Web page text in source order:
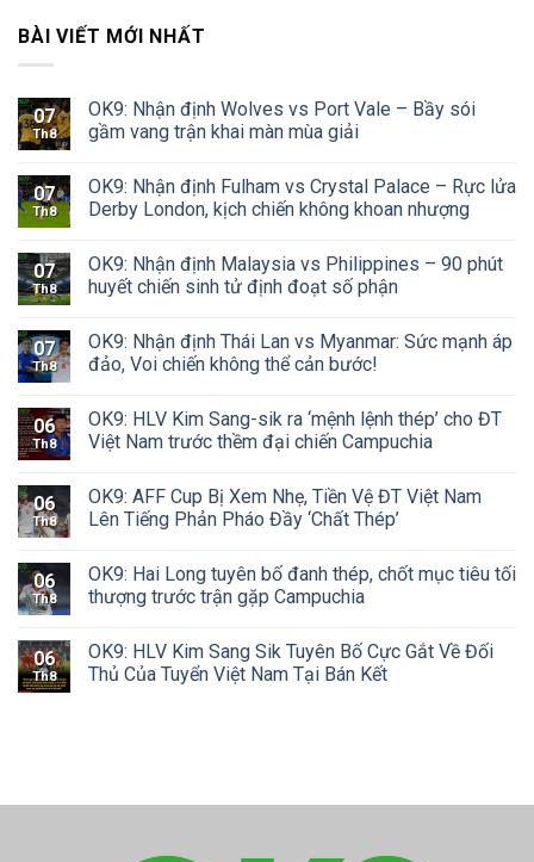
BÀI VIẾT MỚI NHẤT
07
Th8
OK9: Nhận định Wolves vs Port Vale – Bầy sói
gầm vang trận khai màn mùa giải
07
Th8
OK9: Nhận định Fulham vs Crystal Palace – Rực lửa
Derby London, kịch chiến không khoan nhượng
07
Th8
OK9: Nhận định Malaysia vs Philippines – 90 phút
huyết chiến sinh tử định đoạt số phận
07
Th8
OK9: Nhận định Thái Lan vs Myanmar: Sức mạnh áp
đảo, Voi chiến không thể cản bước!
06
Th8
OK9: HLV Kim Sang-sik ra ‘mệnh lệnh thép’ cho ĐT
Việt Nam trước thềm đại chiến Campuchia
06
Th8
OK9: AFF Cup Bị Xem Nhẹ, Tiền Vệ ĐT Việt Nam
Lên Tiếng Phản Pháo Đầy ‘Chất Thép’
06
Th8
OK9: Hai Long tuyên bố đanh thép, chốt mục tiêu tối
thượng trước trận gặp Campuchia
06
Th8
OK9: HLV Kim Sang Sik Tuyên Bố Cực Gắt Về Đối
Thủ Của Tuyển Việt Nam Tại Bán Kết